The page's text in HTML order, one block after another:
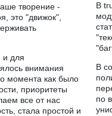
В
В
по
творение -
это "движок",
и для
внимания
момента как было
приоритеты
все от нас
стала простой и